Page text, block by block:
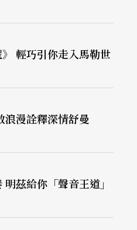
挑戰又是一大突破，自
奏家的角色在世界各地
自上場，時而演奏、時
使他的作品更加無懈可
露，久石讓的樂譜從來
樂譜的編寫都不是出自
都自己重編一套作品，
聽經驗。
、《崖上的波妞》、
歷年經典動畫、電視
世
茲 內斂浪漫詮釋深情舒曼
既指揮又獨奏 明茲給你「聲音王道」